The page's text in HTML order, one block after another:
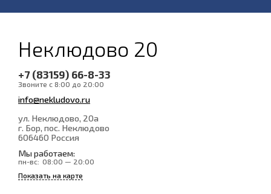
Неклюдово 20
+7 (83159) 66-8-33
Звоните с 8:00 до 20:00
info@nekludovo.ru
ул. Неклюдово, 20а
г. Бор, пос. Неклюдово
606460 Россия
Мы работаем:
пн-вс: 08:00 — 20:00
Показать на карте